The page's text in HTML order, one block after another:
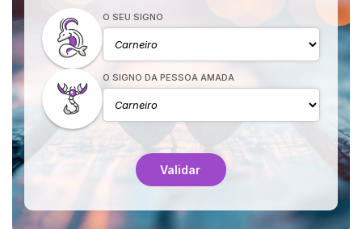
O SEU SIGNO
O SIGNO DA PESSOA AMADA
Validar